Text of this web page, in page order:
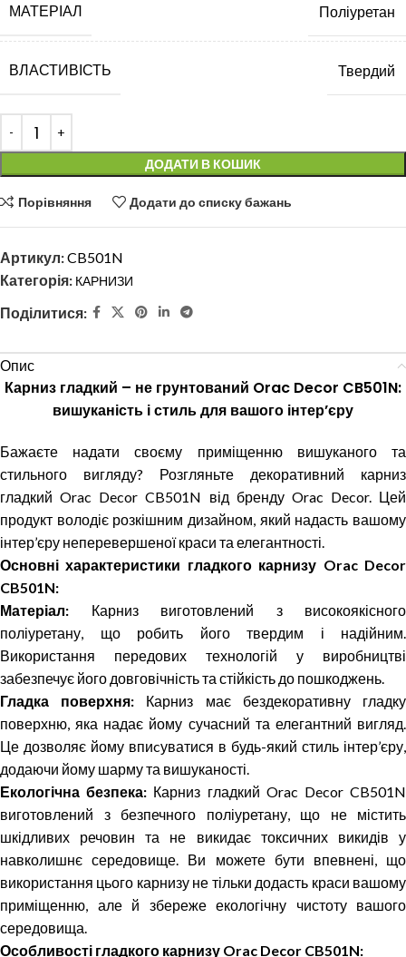
МАТЕРІАЛ Поліуретан
ВЛАСТИВІСТЬ Твердий
ДОДАТИ В КОШИК
Порівняння Додати до списку бажань
Артикул:CB501N
Категорія: КАРНИЗИ
Поділитися:
Опис
Карниз гладкий – не грунтований Orac Decor CB501N:
вишуканість і стиль для вашого інтер’єру
Бажаєте надати своєму приміщенню вишуканого та
стильного вигляду? Розгляньте декоративний карниз
гладкий Orac Decor CB501N від бренду Orac Decor. Цей
продукт володіє розкішним дизайном, який надасть вашому
інтер’єру неперевершеної краси та елегантності.
Основні характеристики гладкого карнизу Orac Decor
CB501N:
Матеріал: Карниз виготовлений з високоякісного
поліуретану, що робить його твердим і надійним.
Використання передових технологій у виробництві
забезпечує його довговічність та стійкість до пошкоджень.
Гладка поверхня: Карниз має бездекоративну гладку
поверхню, яка надає йому сучасний та елегантний вигляд.
Це дозволяє йому впиcуватися в будь-який стиль інтер’єру,
додаючи йому шарму та вишуканості.
Екологічна безпека: Карниз гладкий Orac Decor CB501N
виготовлений з безпечного поліуретану, що не містить
шкідливих речовин та не викидає токсичних викидів у
навколишнє середовище. Ви можете бути впевнені, що
використання цього карнизу не тільки додасть краси вашому
приміщенню, але й збереже екологічну чистоту вашого
середовища.
Особливості гладкого карнизу Orac Decor CB501N: